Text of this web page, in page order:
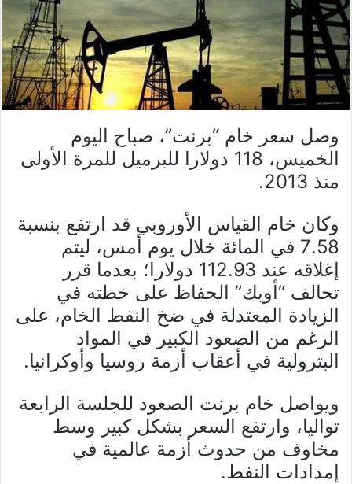
وصل سعر خام “برنت”، صباح اليوم
الخميس، 118 دولارا للبرميل للمرة الأولى
منذ 2013.
وكان خام القياس الأوروبي قد ارتفع بنسبة
7.58 في المائة خلال يوم أمس، ليتم
إغلاقه عند 112.93 دولارا؛ بعدما قرر
تحالف “أوبك” الحفاظ على خطته في
الزيادة المعتدلة في ضخ النفط الخام، على
الرغم من الصعود الكبير في المواد
البترولية في أعقاب أزمة روسيا وأوكرانيا.
ويواصل خام برنت الصعود للجلسة الرابعة
تواليا، وارتفع السعر بشكل كبير وسط
مخاوف من حدوث أزمة عالمية في
إمدادات النفط.